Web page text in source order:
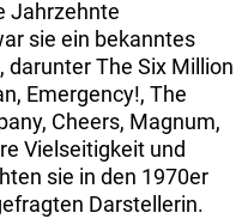
Jahrzehnte
sie ein bekanntes
darunter The Six Million
Emergency!, The
Cheers, Magnum,
Vielseitigkeit und
sie in den 1970er
Darstellerin.